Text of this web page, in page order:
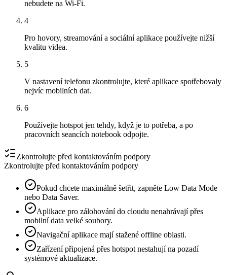
nebudete na Wi‑Fi.
4
Pro hovory, streamování a sociální aplikace používejte nižší
kvalitu videa.
5
V nastavení telefonu zkontrolujte, které aplikace spotřebovaly
nejvíc mobilních dat.
6
Používejte hotspot jen tehdy, když je to potřeba, a po
pracovních seancích notebook odpojte.
Zkontrolujte před kontaktováním podpory
Zkontrolujte před kontaktováním podpory
Pokud chcete maximálně šetřit, zapněte Low Data Mode
nebo Data Saver.
Aplikace pro zálohování do cloudu nenahrávají přes
mobilní data velké soubory.
Navigační aplikace mají stažené offline oblasti.
Zařízení připojená přes hotspot nestahují na pozadí
systémové aktualizace.